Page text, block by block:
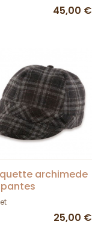
45,00 €
archimede
25,00 €